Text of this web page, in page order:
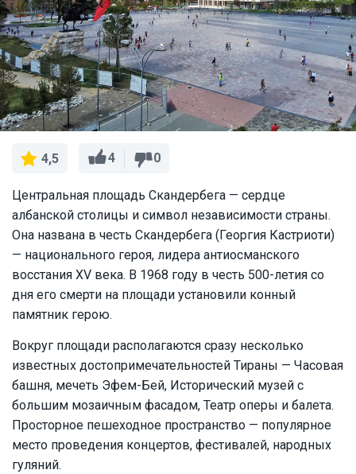
4,5 4 0
Центральная площадь Скандербега — сердце
албанской столицы и символ независимости страны.
Она названа в честь Скандербега (Георгия Кастриоти)
— национального героя, лидера антиосманского
восстания XV века. В 1968 году в честь 500-летия со
дня его смерти на площади установили конный
памятник герою.
Вокруг площади располагаются сразу несколько
известных достопримечательностей Тираны — Часовая
башня, мечеть Эфем-Бей, Исторический музей с
большим мозаичным фасадом, Театр оперы и балета.
Просторное пешеходное пространство — популярное
место проведения концертов, фестивалей, народных
гуляний.